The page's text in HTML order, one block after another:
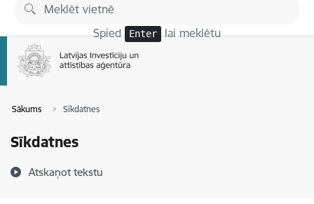
Pāriet uz lapas saturu
Spied Enter lai meklētu
Sākums Sīkdatnes
Sīkdatnes
Atskaņot tekstu